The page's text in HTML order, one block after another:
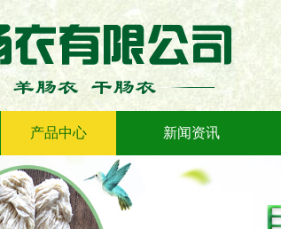
产品中心 新闻资讯